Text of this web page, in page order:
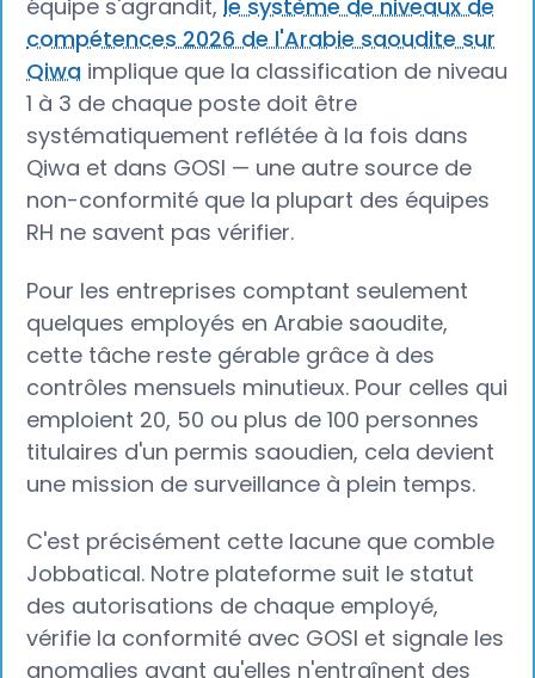
équipe s'agrandit,le système de niveaux de
compétences 2026 de l'Arabie saoudite sur
Qiwa implique que la classification de niveau
1 à 3 de chaque poste doit être
systématiquement reflétée à la fois dans
Qiwa et dans GOSI — une autre source de
non-conformité que la plupart des équipes
RH ne savent pas vérifier.
Pour les entreprises comptant seulement
quelques employés en Arabie saoudite,
cette tâche reste gérable grâce à des
contrôles mensuels minutieux. Pour celles qui
emploient 20, 50 ou plus de 100 personnes
titulaires d'un permis saoudien, cela devient
une mission de surveillance à plein temps.
C'est précisément cette lacune que comble
Jobbatical. Notre plateforme suit le statut
des autorisations de chaque employé,
vérifie la conformité avec GOSI et signale les
anomalies avant qu'elles n'entraînent des